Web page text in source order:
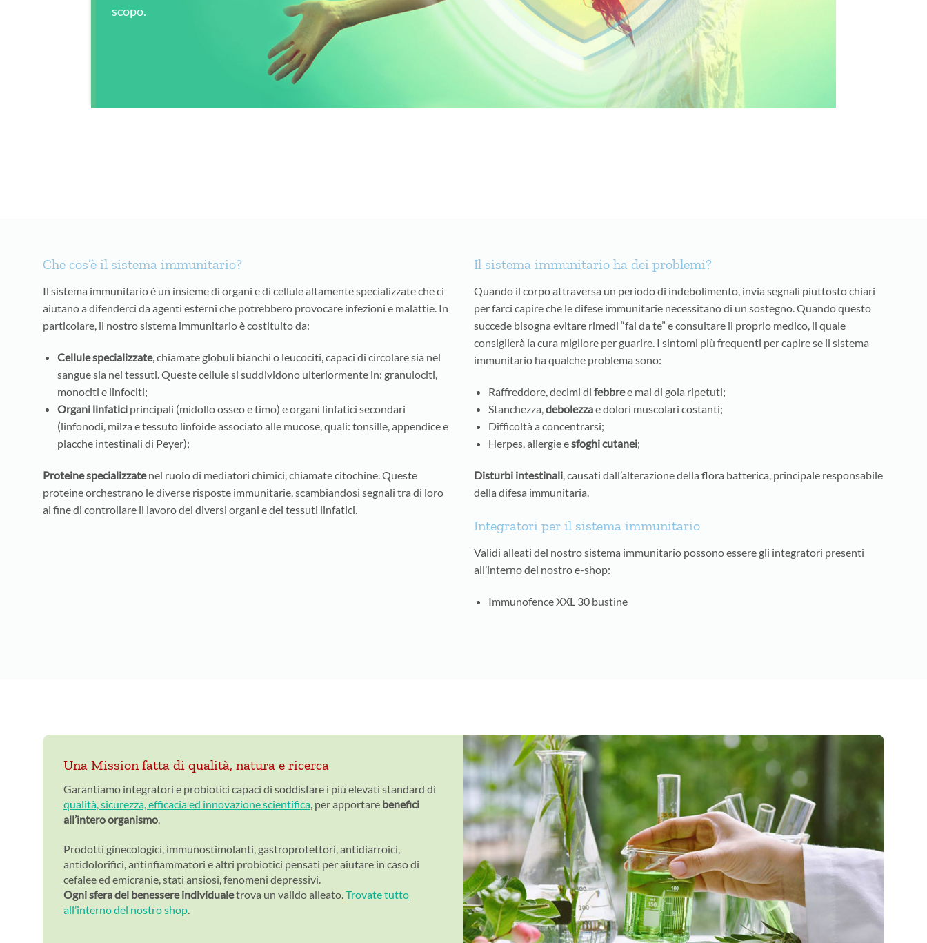
scopo.
Che cos’è il sistema immunitario?
Il sistema immunitario è un insieme di organi e di cellule altamente specializzate che ci
aiutano a difenderci da agenti esterni che potrebbero provocare infezioni e malattie. In
particolare, il nostro sistema immunitario è costituito da:
Cellule specializzate, chiamate globuli bianchi o leucociti, capaci di circolare sia nel
sangue sia nei tessuti. Queste cellule si suddividono ulteriormente in: granulociti,
monociti e linfociti;
Organi linfatici principali (midollo osseo e timo) e organi linfatici secondari
(linfonodi, milza e tessuto linfoide associato alle mucose, quali: tonsille, appendice e
placche intestinali di Peyer);
Proteine specializzatenel ruolo di mediatori chimici, chiamate citochine. Queste
proteine orchestrano le diverse risposte immunitarie, scambiandosi segnali tra di loro
al fine di controllare il lavoro dei diversi organi e dei tessuti linfatici.
Il sistema immunitario ha dei problemi?
Quando il corpo attraversa un periodo di indebolimento, invia segnali piuttosto chiari
per farci capire che le difese immunitarie necessitano di un sostegno. Quando questo
succede bisogna evitare rimedi “fai da te” e consultare il proprio medico, il quale
consiglierà la cura migliore per guarire. I sintomi più frequenti per capire se il sistema
immunitario ha qualche problema sono:
Raffreddore, decimi di febbree mal di gola ripetuti;
Stanchezza, debolezzae dolori muscolari costanti;
Difficoltà a concentrarsi;
Herpes, allergie esfoghi cutanei;
Disturbi intestinali , causati dall’alterazione della flora batterica, principale responsabile
della difesa immunitaria.
Integratori per il sistema immunitario
Validi alleati del nostro sistema immunitario possono essere gli integratori presenti
all’interno del nostro e-shop:
Immunofence XXL 30 bustine
Una Mission fatta di qualità, natura e ricerca
Garantiamo integratori e probiotici capaci di soddisfare i più elevati standard di
qualità, sicurezza, efficacia ed innovazione scientifica, per apportare benefici
all’intero organismo.
Prodotti ginecologici, immunostimolanti, gastroprotettori, antidiarroici,
antidolorifici, antinfiammatori e altri probiotici pensati per aiutare in caso di
cefalee ed emicranie, stati ansiosi, fenomeni depressivi.
Ogni sfera del benessere individualetrova un valido alleato. Trovate tutto
all’interno del nostro shop